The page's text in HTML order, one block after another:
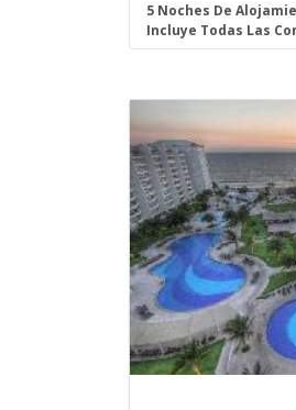
5 Noches De
Incluye Todas Las